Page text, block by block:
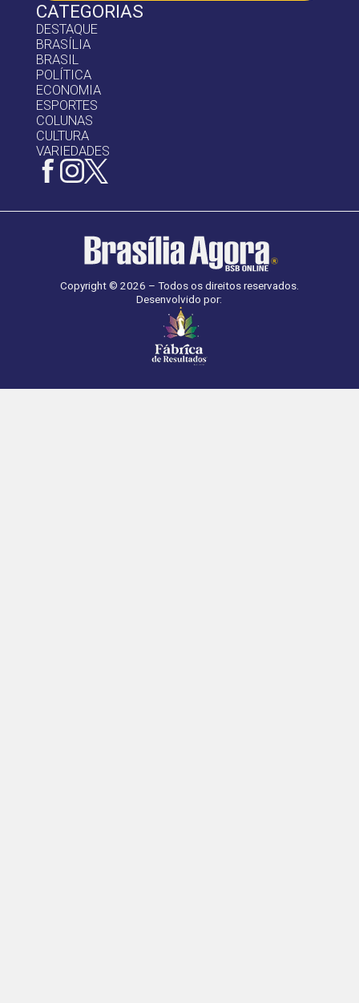
CATEGORIAS
DESTAQUE
BRASÍLIA
BRASIL
POLÍTICA
ECONOMIA
ESPORTES
COLUNAS
CULTURA
VARIEDADES
Copyright © 2026 – Todos os direitos reservados.
Desenvolvido por: